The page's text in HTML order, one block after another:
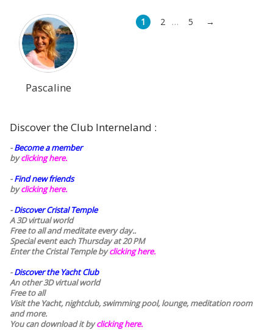
Pascaline
1 2 … 5 →
Discover the Club Interneland :
-Become a member
byclicking here.
-Find new friends
byclicking here.
-Discover Cristal Temple
A 3D virtual world
Free to all and meditate every day..
Special event each Thursday at 20 PM
Enter the Cristal Temple byclicking here.
-Discover the Yacht Club
An other 3D virtual world
Free to all
Visit the Yacht, nightclub, swimming pool, lounge, meditation room
and more.
You can download it byclicking here.